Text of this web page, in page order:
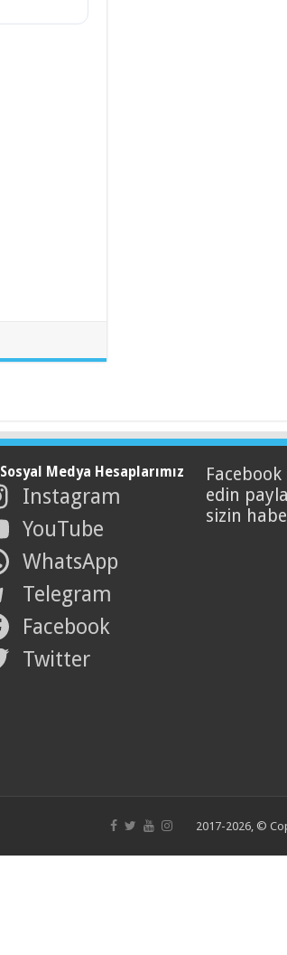
Sosyal Medya Hesaplarımız
Instagram
YouTube
WhatsApp
Telegram
Facebook
Twitter
Facebook
edin
sizin
2017-2026, ©